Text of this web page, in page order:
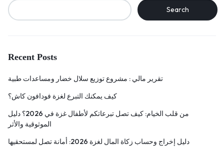
Search
Recent Posts
تقرير مالي : مشروع توزيع سلال خضار ومساعدات طبية
كيف يمكنك التبرع لغزة فودافون كاش؟
من قلب الخيام: كيف تصل تبرعاتكم لأطفال غزة في 2026؟ دليل
الموثوقية والأثر
دليل إخراج وحساب زكاة المال لغزة 2026: أمانة تصل لمستحقيها